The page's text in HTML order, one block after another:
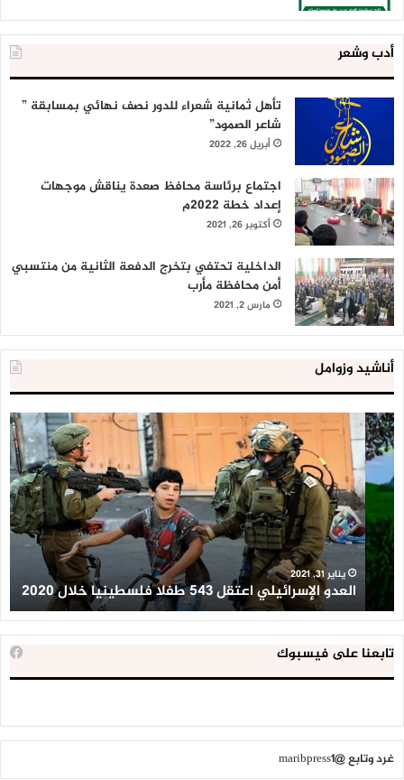
أدب وشعر
تأهل ثمانية شعراء للدور نصف نهائي بمسابقة ”
شاعر الصمود”
أبريل 26, 2022
اجتماع برئاسة محافظ صعدة يناقش موجهات
إعداد خطة 2022م
أكتوبر 26, 2021
الداخلية تحتفي بتخرج الدفعة الثانية من منتسبي
أمن محافظة مأرب
مارس 2, 2021
أناشيد وزوامل
العدو
الإسرائيلي
اعتقل
543
طفلا
فلسطينيا
خلال
2020
يناير 31, 2021
العدو الإسرائيلي اعتقل 543 طفلا فلسطينيا خلال 2020
تابعنا على فيسبوك
غرد وتابع @maribpress1